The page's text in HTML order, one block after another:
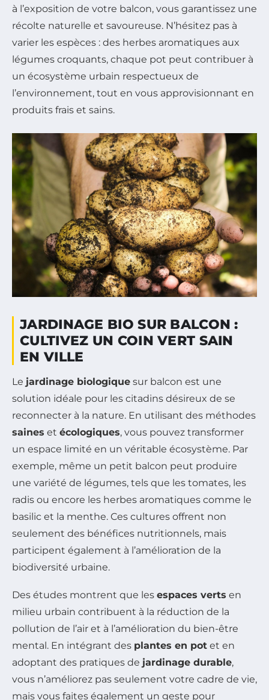
à l’exposition de votre balcon, vous garantissez une
récolte naturelle et savoureuse. N’hésitez pas à
varier les espèces : des herbes aromatiques aux
légumes croquants, chaque pot peut contribuer à
un écosystème urbain respectueux de
l’environnement, tout en vous approvisionnant en
produits frais et sains.
JARDINAGE BIO SUR BALCON :
CULTIVEZ UN COIN VERT SAIN
EN VILLE
Le jardinage biologique sur balcon est une
solution idéale pour les citadins désireux de se
reconnecter à la nature. En utilisant des méthodes
saines et écologiques, vous pouvez transformer
un espace limité en un véritable écosystème. Par
exemple, même un petit balcon peut produire
une variété de légumes, tels que les tomates, les
radis ou encore les herbes aromatiques comme le
basilic et la menthe. Ces cultures offrent non
seulement des bénéfices nutritionnels, mais
participent également à l’amélioration de la
biodiversité urbaine.
Des études montrent que les espaces verts en
milieu urbain contribuent à la réduction de la
pollution de l’air et à l’amélioration du bien-être
mental. En intégrant des plantes en pot et en
adoptant des pratiques de jardinage durable,
vous n’améliorez pas seulement votre cadre de vie,
mais vous faites également un geste pour